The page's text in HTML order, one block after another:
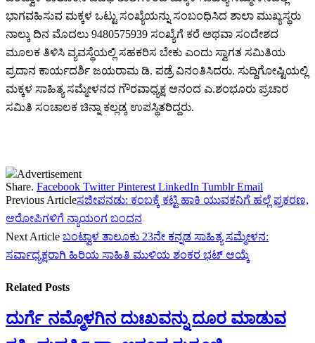
ಭಾಗವಹಿಸುವ ಮಕ್ಕಳ ಒಟ್ಟು ಸಂಖ್ಯೆಯನ್ನು ಸಂಬಂಧಿಸಿದ ಶಾಲಾ ಮುಖ್ಯಸ್ಥರು
ನಾಲ್ಕು ದಿನ ಮೊದಲು 9480575939 ಸಂಖ್ಯೆಗೆ ಕರೆ ಅಥವಾ ಸಂದೇಶದ
ಮೂಲಕ ತಿಳಿಸಿ ವ್ಯವಸ್ಥೆಯಲ್ಲಿ ಸಹಕರಿಸ ಬೇಕು ಎಂದು ಸ್ವಾಗತ ಸಮಿತಿಯ
ಪ್ರದಾನ ಕಾರ್ಯದರ್ಶಿ ಜಯರಾಮ ಡಿ. ಪಡ್ರೆ ವಿನಂತಿಸಿದರು. ಸುದ್ದಿಗೋಷ್ಟಿಯಲ್ಲಿ
ಮಕ್ಕಳ ಸಾಹಿತ್ಯ ಸಮ್ಮೇಳನದ ಗೌರವಾಧ್ಯಕ್ಷ ಆನಂದ ಎ.ಶಂಭೂರು ಪ್ರಚಾರ
ಸಮಿತಿ ಸಂಚಾಲಕ ಚಿನ್ನಾ ಕಲ್ಲಡ್ಕ ಉಪಸ್ಥಿತರಿದ್ದರು.
Advertisement
Share. Facebook Twitter Pinterest LinkedIn Tumblr Email
Previous Articleಸಜೀಪನಡು: ಕಂಬಕ್ಕೆ ಕಟ್ಟಿ ಹಾಕಿ ಯುವಕನಿಗೆ ಹಲ್ಲೆ ಪ್ರಕರಣ,
ಆರೋಪಿಗಳಿಗೆ ನ್ಯಾಯಂಗ ಬಂಧನ
Next Article ಬಂಟ್ವಾಳ ತಾಲೂಕು 23ನೇ ಕನ್ನಡ ಸಾಹಿತ್ಯ ಸಮ್ಮೇಳನ:
ಸರ್ವಾಧ್ಯಕ್ಷರಾಗಿ ಹಿರಿಯ ಸಾಹಿತಿ ಮುಳಿಯ ಶಂಕರ ಭಟ್ ಆಯ್ಕೆ
Related Posts
ದುರ್ಗೆ ನಮ್ಮೊಳಗಿನ ದುಃಖವನ್ನು ದೂರ ಮಾಡುವ